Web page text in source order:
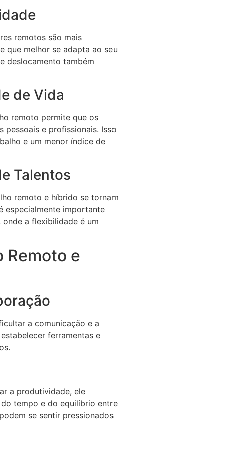
remotos são mais
que melhor se adapta ao seu
deslocamento também
de Vida
remoto permite que os
pessoais e profissionais. Isso
e um menor índice de
Talentos
remoto e híbrido se tornam
especialmente importante
a flexibilidade é um
Remoto e
a comunicação e a
ferramentas e
a produtividade, ele
tempo e do equilíbrio entre
se sentir pressionados